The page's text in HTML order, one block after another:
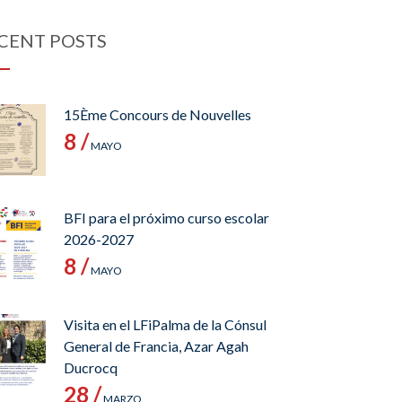
POSTS
15Ème Concours de Nouvelles
8 /MAYO
BFI para el próximo curso escolar
2026-2027
8 /MAYO
Visita en el LFiPalma de la Cónsul
General de Francia, Azar Agah
Ducrocq
28 /MARZO